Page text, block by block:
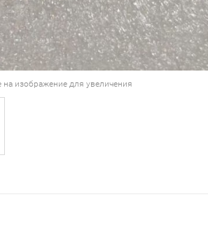
изображение для увеличения